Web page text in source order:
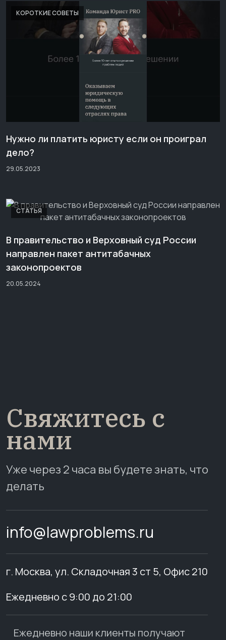
КОРОТКИЕ СОВЕТЫ
Нужно ли платить юристу если он проиграл
дело?
29.05.2023
СТАТЬЯ
В правительство и Верховный суд России
направлен пакет антитабачных
законопроектов
20.05.2024
Свяжитесь с
нами
Уже через 2 часа вы будете знать, что
делать
info@lawproblems.ru
г. Москва, ул. Складочная 3 ст 5, Офис 210
Ежедневно с 9:00 до 21:00
Ежедневно наши клиенты получают